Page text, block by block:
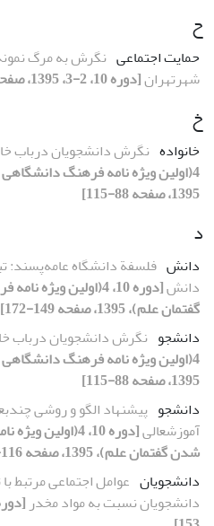
ح
حمایت اجتماعی نگرش به مرگ
شهرتهران[دوره 10، 2-3، 1395، صفحه 77-101]
خ
خانواده نگرش دانشجویان درباب
4(اولین ویژه نامه فرهنگ
1395، صفحه 88-115]
د
دانش فلسفة دانشگاه عامه‌پسند:
دانش
[دوره 10، 4(اولین
گفتمان علم)، 1395، صفحه 149-172]
دانشجو نگرش دانشجویان درباب
4(اولین ویژه نامه فرهنگ
1395، صفحه 88-115]
دانشجو پیشنهاد الگو و روشی
آموزشعالی
[دوره 10،
شدن گفتمان علم)، 1395، صفحه 116-148]
دانشجویان عوامل اجتماعی مرتبط
دانشجویان نسبت به مواد مخدر